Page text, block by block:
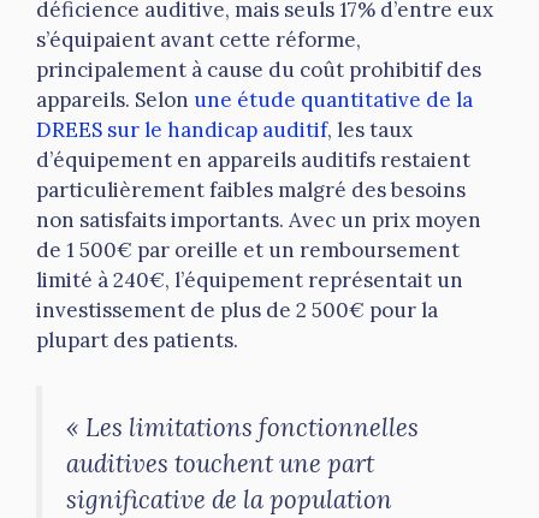
déficience auditive, mais seuls 17% d’entre eux
s’équipaient avant cette réforme,
principalement à cause du coût prohibitif des
appareils. Selon une étude quantitative de la
DREES sur le handicap auditif, les taux
d’équipement en appareils auditifs restaient
particulièrement faibles malgré des besoins
non satisfaits importants. Avec un prix moyen
de 1 500€ par oreille et un remboursement
limité à 240€, l’équipement représentait un
investissement de plus de 2 500€ pour la
plupart des patients.
« Les limitations fonctionnelles
auditives touchent une part
significative de la population